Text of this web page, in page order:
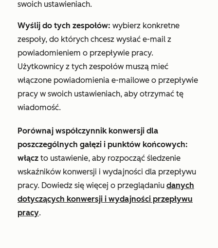
swoich ustawieniach.
Wyślij do tych zespołów: wybierz konkretne
zespoły, do których chcesz wysłać e-mail z
powiadomieniem o przepływie pracy.
Użytkownicy z tych zespołów muszą mieć
włączone powiadomienia e-mailowe o przepływie
pracy w swoich ustawieniach, aby otrzymać tę
wiadomość.
Porównaj współczynnik konwersji dla
poszczególnych gałęzi i punktów końcowych:
włącz to ustawienie, aby rozpocząć śledzenie
wskaźników konwersji i wydajności dla przepływu
pracy. Dowiedz się więcej o przeglądaniu danych
dotyczących konwersji i wydajności przepływu
pracy.